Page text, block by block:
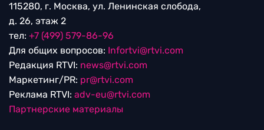
115280, г. Москва, ул. Ленинская слобода,
д. 26, этаж 2
тел: +7 (499) 579-86-96
Для общих вопросов: Infortvi@rtvi.com
Редакция RTVI: news@rtvi.com
Маркетинг/PR: pr@rtvi.com
Реклама RTVI: adv-eu@rtvi.com
Партнерские материалы